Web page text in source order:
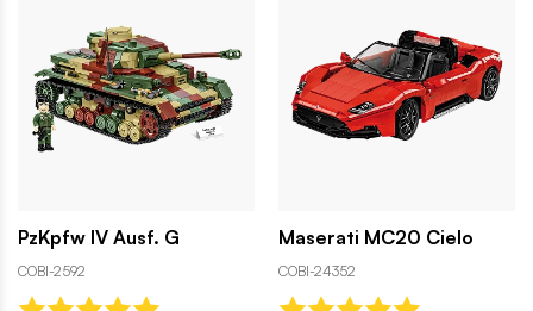
PzKpfw IV Ausf. G
COBI-2592
Maserati MC20 Cielo
COBI-24352